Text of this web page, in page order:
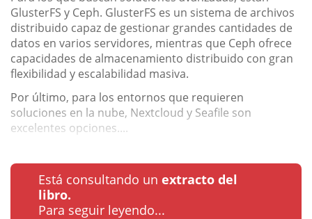
GlusterFS y Ceph. GlusterFS es un sistema de archivos
distribuido capaz de gestionar grandes cantidades de
datos en varios servidores, mientras que Ceph ofrece
capacidades de almacenamiento distribuido con gran
flexibilidad y escalabilidad masiva.
Por último, para los entornos que requieren
soluciones en la nube, Nextcloud y Seafile son
excelentes opciones....
Está consultando un extracto del
libro.
Para seguir leyendo...